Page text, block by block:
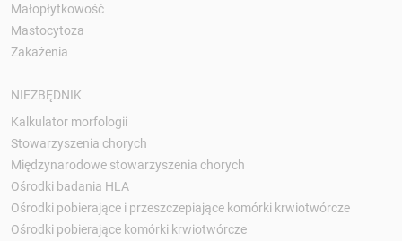
Małopłytkowość
Mastocytoza
Zakażenia
NIEZBĘDNIK
Kalkulator morfologii
Stowarzyszenia chorych
Międzynarodowe stowarzyszenia chorych
Ośrodki badania HLA
Ośrodki pobierające i przeszczepiające komórki krwiotwórcze
Ośrodki pobierające komórki krwiotwórcze